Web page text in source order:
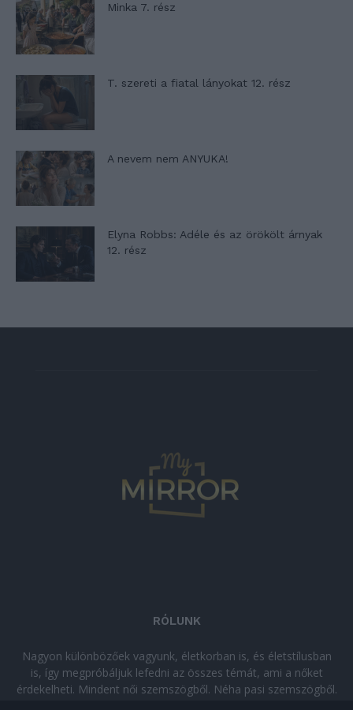
Minka 7. rész
T. szereti a fiatal lányokat 12. rész
A nevem nem ANYUKA!
Elyna Robbs: Adéle és az örökölt árnyak
12. rész
RÓLUNK
Nagyon különbözőek vagyunk, életkorban is, és életstílusban
is, így megpróbáljuk lefedni az összes témát, ami a nőket
érdekelheti. Mindent női szemszögből. Néha pasi szemszögből.